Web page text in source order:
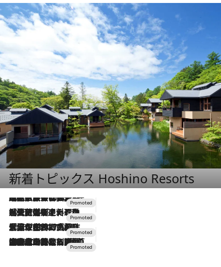
新着トピックス Hoshino Resorts
2026.7.31
【ホテル帰省】という選択肢をOMOが提案。家族とほどよい距離を保つには「昼は実家、夜は気兼ねなくホテルで！」
2026.7.24
【夏限定ディナーコース】旬を迎える稚鮎や花ズッキーニなどをイタリア・トスカーナの郷土料理の手法で満喫！
2026.7.17
「土佐和ハーブかき氷」がOMO7高知に登場！生姜、山椒、大葉など目にも舌にも涼を呼ぶ郷土の味
2026.7.10
NEW OPEN！【界 草津】名湯の地に誕生。趣の異なる2種の温泉と上州ならではの会席・蕎麦割烹など美食を味わう究極の癒やし旅